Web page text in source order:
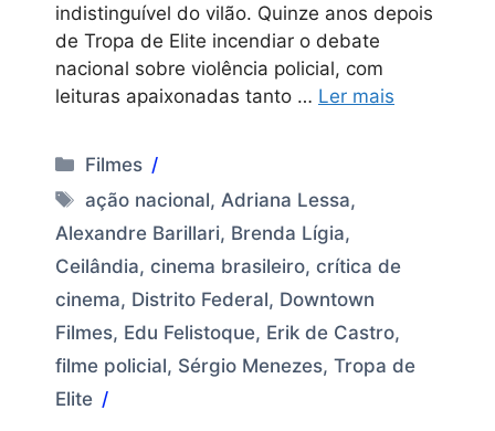
indistinguível do vilão. Quinze anos depois
de Tropa de Elite incendiar o debate
nacional sobre violência policial, com
leituras apaixonadas tanto … Ler mais
Categorias
Filmes
Tags
ação nacional, Adriana Lessa,
Alexandre Barillari, Brenda Lígia,
Ceilândia, cinema brasileiro, crítica de
cinema, Distrito Federal, Downtown
Filmes, Edu Felistoque, Erik de Castro,
filme policial, Sérgio Menezes, Tropa de
Elite